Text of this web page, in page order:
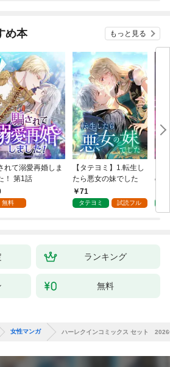
め本 もっと見る
れて溺愛再婚しま
！ 第1話
無料
【タテヨミ】1.転生し
たら悪女の妹でした
71
タテヨミ 試読フル
の
ランキング
無料
女性マンガ ハーレクインコミックス セット